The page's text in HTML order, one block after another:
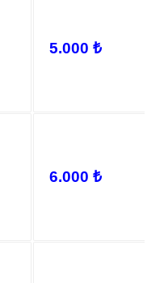
5.000 ₺
6.000 ₺